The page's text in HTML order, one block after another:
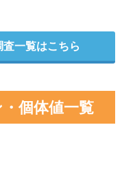
一覧はこちら
個体値一覧